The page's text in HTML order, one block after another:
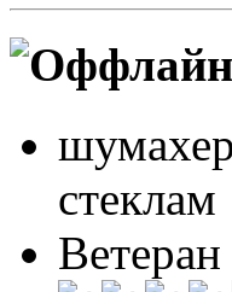
стеклам
Ветеран